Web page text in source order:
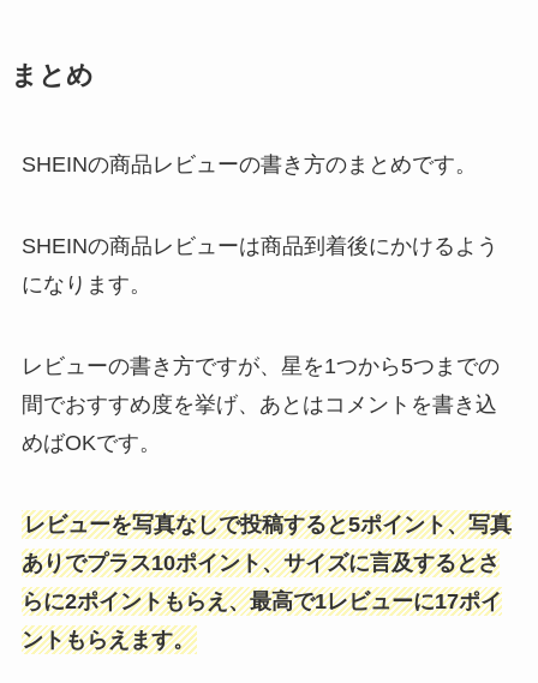
まとめ
SHEINの商品レビューの書き方のまとめです。
SHEINの商品レビューは商品到着後にかけるよう
になります。
レビューの書き方ですが、星を1つから5つまでの
間でおすすめ度を挙げ、あとはコメントを書き込
めばOKです。
レビューを写真なしで投稿すると5ポイント、写真
ありでプラス10ポイント、サイズに言及するとさ
らに2ポイントもらえ、最高で1レビューに17ポイ
ントもらえます。